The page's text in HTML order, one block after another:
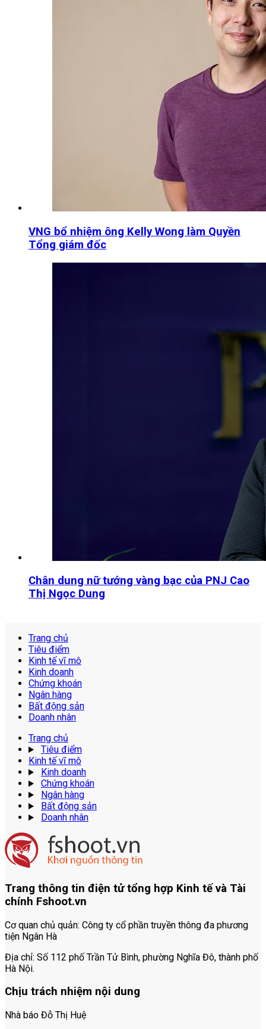
VNG bổ nhiệm ông Kelly Wong làm Quyền
Tổng giám đốc
Chân dung nữ tướng vàng bạc của PNJ Cao
Thị Ngọc Dung
Trang chủ
Tiêu điểm
Kinh tế vĩ mô
Kinh doanh
Chứng khoán
Ngân hàng
Bất động sản
Doanh nhân
Trang chủ
Tiêu điểm
Kinh tế vĩ mô
Kinh doanh
Chứng khoán
Ngân hàng
Bất động sản
Doanh nhân
Trang thông tin điện tử tổng hợp Kinh tế và Tài
chính Fshoot.vn
Cơ quan chủ quản: Công ty cổ phần truyền thông đa phương
tiện Ngân Hà
Địa chỉ: Số 112 phố Trần Tử Bình, phường Nghĩa Đô, thành phố
Hà Nội.
Chịu trách nhiệm nội dung
Nhà báo Đỗ Thị Huệ